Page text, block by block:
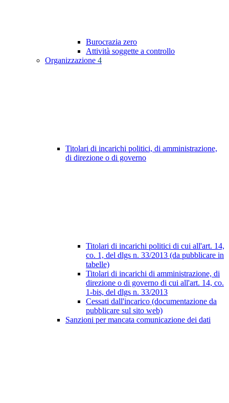
Burocrazia zero
Attività soggette a controllo
Organizzazione 4
Titolari di incarichi politici, di amministrazione,
di direzione o di governo
Titolari di incarichi politici di cui all'art. 14,
co. 1, del dlgs n. 33/2013 (da pubblicare in
tabelle)
Titolari di incarichi di amministrazione, di
direzione o di governo di cui all'art. 14, co.
1-bis, del dlgs n. 33/2013
Cessati dall'incarico (documentazione da
pubblicare sul sito web)
Sanzioni per mancata comunicazione dei dati